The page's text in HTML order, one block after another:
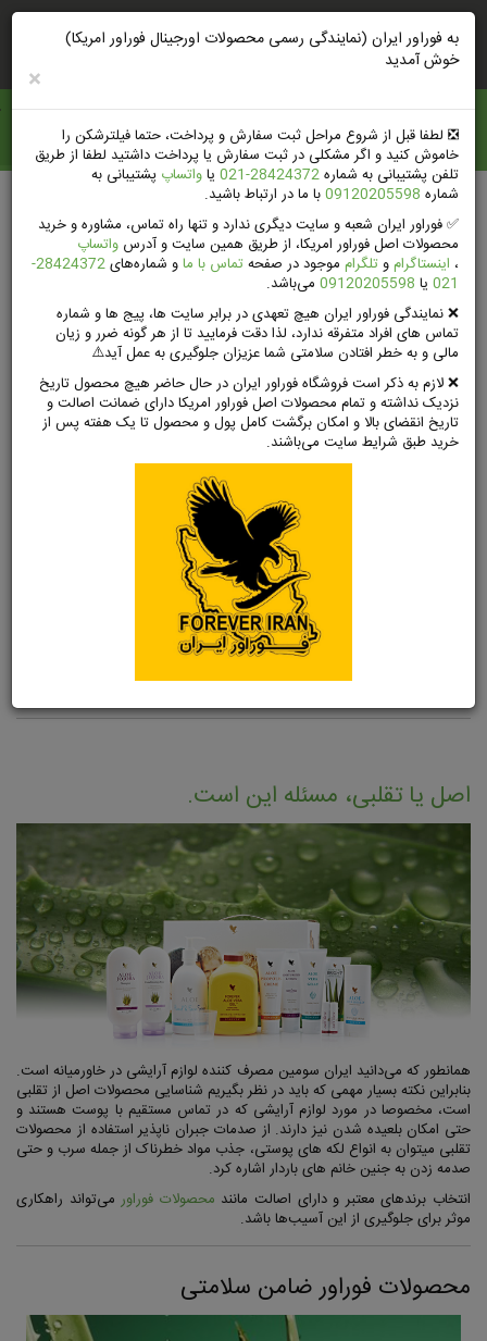
به فوراور ایران (نمایندگی رسمی محصولات اورجینال فوراور امریکا)
خوش آمدید
×
❎️ لطفا قبل از شروع مراحل ثبت سفارش و پرداخت، حتما فیلترشکن را
خاموش کنید و اگر مشکلی در ثبت سفارش یا پرداخت داشتید لطفا از طریق
تلفن پشتیبانی به شماره28424372-021 یاواتساپ پشتیبانی به
شماره 09120205598با ما در ارتباط باشید.
✅ فوراور ایران شعبه و سایت دیگری ندارد و تنها راه تماس، مشاوره و خرید
محصولات اصل فوراور امریکا، از طریق همین سایت و آدرس واتساپ
، اینستاگرامو تلگرام موجود در صفحه تماس با ماو شماره‌های
28424372-
021 یا 09120205598 می‌باشد.
❌ نمایندگی فوراور ایران هیچ تعهدی در برابر سایت ها، پیج ها و شماره
تماس های افراد متفرقه ندارد، لذا دقت فرمایید تا از هر گونه ضرر و زیان
مالی و به خطر افتادن سلامتی شما عزیزان جلوگیری به عمل آید⚠️
❌ لازم به ذکر است فروشگاه فوراور ایران در حال حاضر هیچ محصول تاریخ
نزدیک نداشته و تمام محصولات اصل فوراور امریکا دارای ضمانت اصالت و
تاریخ انقضای بالا و امکان برگشت کامل پول و محصول تا یک هفته پس از
خرید طبق شرایط سایت می‌باشند.
صفحه اصلی محصولات فوراور لیوینگ امریکا
محصولات آرایشی سونیا
A Makeup collection enriched by the goodness of Aloe to explore
and express their perception of beauty
Create your look with flawless
محصولات آرایشی سونیا
اصل یا تقلبی، مسئله این است.
همانطور که می‌دانید ایران سومین مصرف کننده لوازم آرایشی در خاورمیانه است.
بنابراین نکته بسیار مهمی که باید در نظر بگیریم شناسایی محصولات اصل از تقلبی
است، مخصوصا در مورد لوازم آرایشی که در تماس مستقیم با پوست هستند و
حتی امکان بلعیده شدن نیز دارند. از صدمات جبران ناپذیر استفاده از محصولات
تقلبی میتوان به انواع لکه های پوستی، جذب مواد خطرناک از جمله سرب و حتی
صدمه زدن به جنین خانم های باردار اشاره کرد.
انتخاب برندهای معتبر و دارای اصالت مانند محصولات فوراورمی‌تواند راهکاری
موثر برای جلوگیری از این آسیب‌ها باشد.
محصولات فوراور ضامن سلامتی